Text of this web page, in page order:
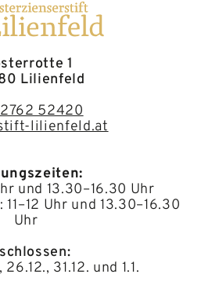
1
Lilienfeld
52420
lilienfeld.at
und 13.30–16.30 Uhr
Uhr und 13.30–16.30
Uhr
31.12. und 1.1.